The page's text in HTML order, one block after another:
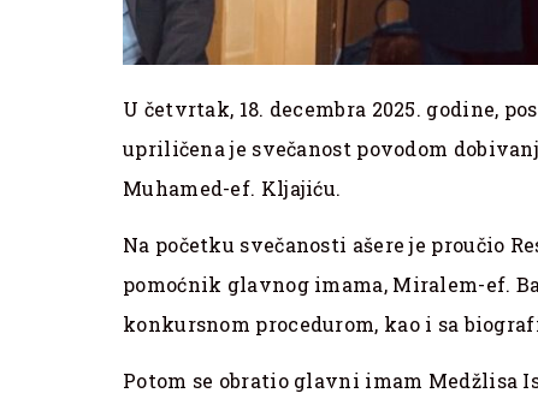
U četvrtak, 18. decembra 2025. godine,
upriličena je svečanost povodom
Muhamed-ef. Kljajiću.
Na početku svečanosti ašere je proučio
pomoćnik glavnog imama, Miralem-ef.
konkursnom procedurom, kao i sa
Potom se obratio glavni imam Medžlisa